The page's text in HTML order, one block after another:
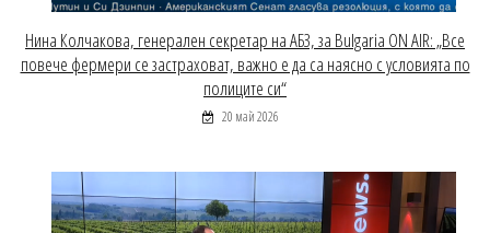
Нина Колчакова, генерален секретар на АБЗ, за Bulgaria ON AIR: „Все
повече фермери се застраховат, важно е да са наясно с условията по
полиците си“
20 май 2026